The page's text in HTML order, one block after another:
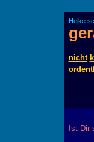
Heike
nicht
Ist Dir